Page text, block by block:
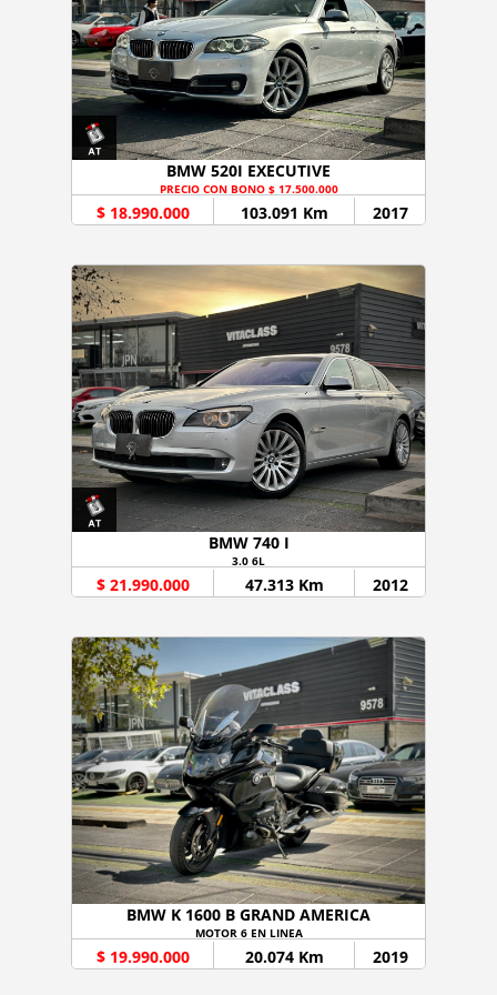
BMW 520I EXECUTIVE
PRECIO CON BONO $ 17.500.000
$ 18.990.000 103.091 Km 2017
BMW 740 I
3.0 6L
$ 21.990.000 47.313 Km 2012
BMW K 1600 B GRAND AMERICA
MOTOR 6 EN LINEA
$ 19.990.000 20.074 Km 2019